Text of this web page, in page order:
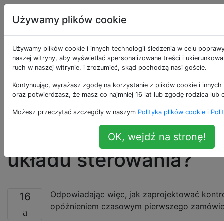
Przetwarzanie
sygnałów
Jak radzić sobie z
biegunem ujemnym
(niestabilnym) w
filtrze wstępnym
układu sterowania?
16
Odpowiadając więc, jak zaprojektować
opóźnieniem czasowym pierwszego
Używamy plików cookie
Używamy plików cookie i innych technologii śledzenia w celu
naszej witryny, aby wyświetlać spersonalizowane treści i
ruch w naszej witrynie, i zrozumieć, skąd pochodzą nasi goście.
Kontynuując, wyrażasz zgodę na korzystanie z plików cookie i
oraz potwierdzasz, że masz co najmniej 16 lat lub zgodę rodzica lub
Możesz przeczytać szczegóły w naszym Polityka plików cookie i
OK, wejdź na stronę!